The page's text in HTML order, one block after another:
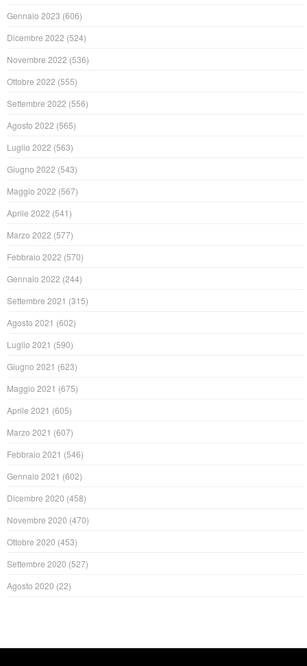
Gennaio 2023 (606)
Dicembre 2022 (524)
Novembre 2022 (536)
Ottobre 2022 (555)
Settembre 2022 (556)
Agosto 2022 (565)
Luglio 2022 (563)
Giugno 2022 (543)
Maggio 2022 (567)
Aprile 2022 (541)
Marzo 2022 (577)
Febbraio 2022 (570)
Gennaio 2022 (244)
Settembre 2021 (315)
Agosto 2021 (602)
Luglio 2021 (590)
Giugno 2021 (623)
Maggio 2021 (675)
Aprile 2021 (605)
Marzo 2021 (607)
Febbraio 2021 (546)
Gennaio 2021 (602)
Dicembre 2020 (458)
Novembre 2020 (470)
Ottobre 2020 (453)
Settembre 2020 (527)
Agosto 2020 (22)